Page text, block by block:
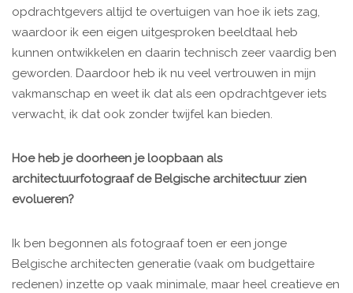
opdrachtgevers altijd te overtuigen van hoe ik iets zag,
waardoor ik een eigen uitgesproken beeldtaal heb
kunnen ontwikkelen en daarin technisch zeer vaardig ben
geworden. Daardoor heb ik nu veel vertrouwen in mijn
vakmanschap en weet ik dat als een opdrachtgever iets
verwacht, ik dat ook zonder twijfel kan bieden.
Hoe heb je doorheen je loopbaan als
architectuurfotograaf de Belgische architectuur zien
evolueren?
Ik ben begonnen als fotograaf toen er een jonge
Belgische architecten generatie (vaak om budgettaire
redenen) inzette op vaak minimale, maar heel creatieve en